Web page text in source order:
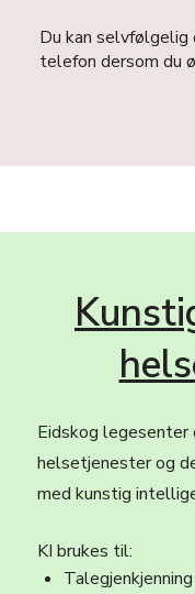
Du kan
telefon dersom du
Eidskog
helsetjenester og
med kunstig
KI brukes til: